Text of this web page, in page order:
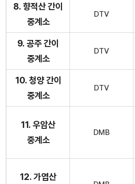
8. 향적산 간이
중계소
DTV
9. 공주 간이
중계소
DTV
10. 청양 간이
중계소
DTV
11. 우암산
중계소
DMB
12. 가엽산